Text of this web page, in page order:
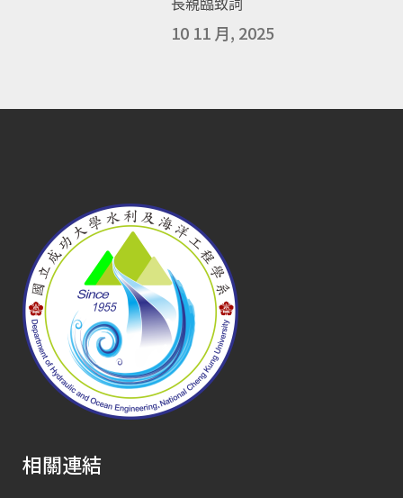
10 11 月, 2025
相關連結